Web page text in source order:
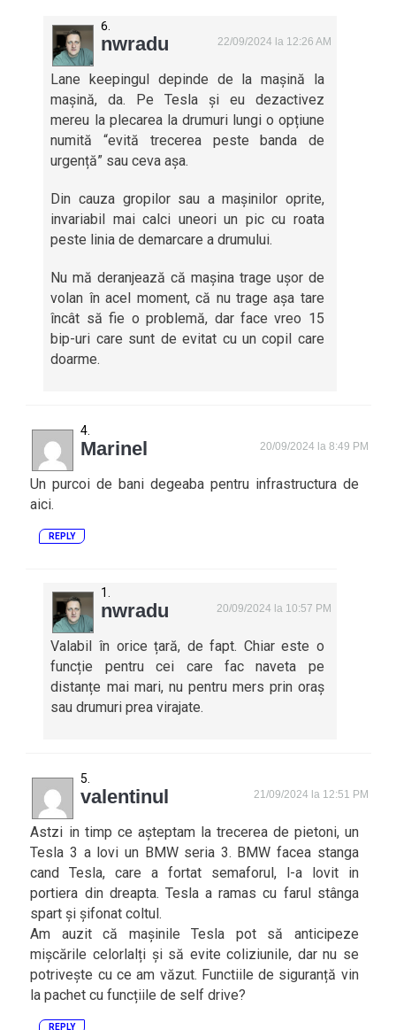
nwradu 22/09/2024 la 12:26 AM
Lane keepingul depinde de la mașină la
mașină, da. Pe Tesla și eu dezactivez
mereu la plecarea la drumuri lungi o opțiune
numită “evită trecerea peste banda de
urgență” sau ceva așa.
Din cauza gropilor sau a mașinilor oprite,
invariabil mai calci uneori un pic cu roata
peste linia de demarcare a drumului.
Nu mă deranjează că mașina trage ușor de
volan în acel moment, că nu trage așa tare
încât să fie o problemă, dar face vreo 15
bip-uri care sunt de evitat cu un copil care
doarme.
Marinel 20/09/2024 la 8:49 PM
Un purcoi de bani degeaba pentru infrastructura de
aici.
REPLY
nwradu 20/09/2024 la 10:57 PM
Valabil în orice țară, de fapt. Chiar este o
funcție pentru cei care fac naveta pe
distanțe mai mari, nu pentru mers prin oraș
sau drumuri prea virajate.
valentinul 21/09/2024 la 12:51 PM
Astzi in timp ce așteptam la trecerea de pietoni, un
Tesla 3 a lovi un BMW seria 3. BMW facea stanga
cand Tesla, care a fortat semaforul, l-a lovit in
portiera din dreapta. Tesla a ramas cu farul stânga
spart și șifonat coltul.
Am auzit că mașinile Tesla pot să anticipeze
mișcările celorlalți și să evite coliziunile, dar nu se
potrivește cu ce am văzut. Functiile de siguranță vin
la pachet cu funcțiile de self drive?
REPLY